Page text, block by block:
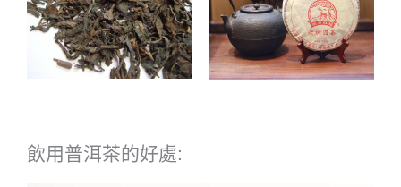
飲用普洱茶的好處: